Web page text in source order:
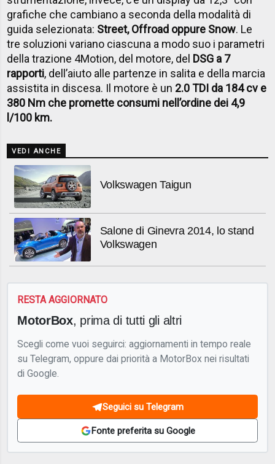
grafiche che cambiano a seconda della modalità di
guida selezionata: Street, Offroad oppure Snow. Le
tre soluzioni variano ciascuna a modo suo i parametri
della trazione 4Motion, del motore, del DSG a 7
rapporti, dell’aiuto alle partenze in salita e della marcia
assistita in discesa. Il motore è un 2.0 TDI da 184 cv e
380 Nm che promette consumi nell’ordine dei 4,9
l/100 km.
VEDI ANCHE
Volkswagen Taigun
Salone di Ginevra 2014, lo stand
Volkswagen
RESTA AGGIORNATO
MotorBox, prima di tutti gli altri
Scegli come vuoi seguirci: aggiornamenti in tempo reale
su Telegram, oppure dai priorità a MotorBox nei risultati
di Google.
Seguici su Telegram
Fonte preferita su Google